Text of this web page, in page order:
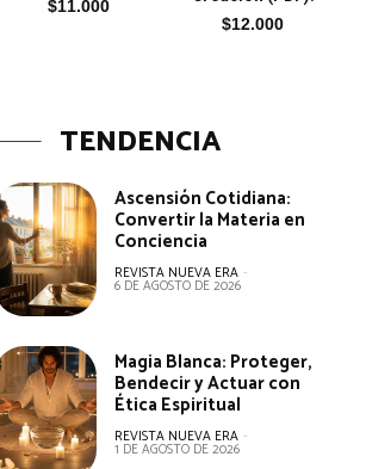
$11.000
$12.000
TENDENCIA
Ascensión Cotidiana:
Convertir la Materia en
Conciencia
REVISTA NUEVA ERA -
6 DE AGOSTO DE 2026
Magia Blanca: Proteger,
Bendecir y Actuar con
Ética Espiritual
REVISTA NUEVA ERA -
1 DE AGOSTO DE 2026